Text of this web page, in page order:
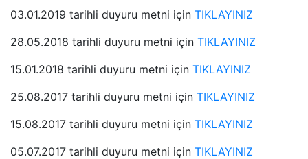
03.01.2019 tarihli duyuru metni için TIKLAYINIZ
28.05.2018 tarihli duyuru metni için TIKLAYINIZ
15.01.2018 tarihli duyuru metni için TIKLAYINIZ
25.08.2017 tarihli duyuru metni için TIKLAYINIZ
15.08.2017 tarihli duyuru metni için TIKLAYINIZ
05.07.2017 tarihli duyuru metni için TIKLAYINIZ